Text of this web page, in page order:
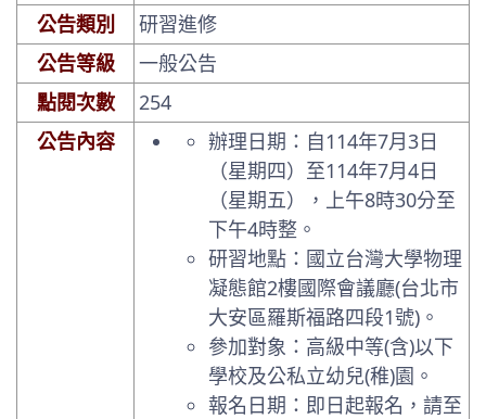
公告類別
研習進修
公告等級
一般公告
點閱次數
254
公告內容
辦理日期：自114年7月3日
（星期四）至114年7月4日
（星期五），上午8時30分至
下午4時整。
研習地點：國立台灣大學物理
凝態館2樓國際會議廳(台北市
大安區羅斯福路四段1號)。
參加對象：高級中等(含)以下
學校及公私立幼兒(稚)園。
報名日期：即日起報名，請至